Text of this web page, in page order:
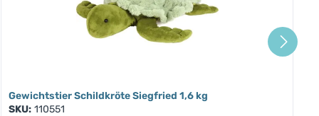
Gewichtstier Schildkröte Siegfried 1,6 kg
SKU: 110551